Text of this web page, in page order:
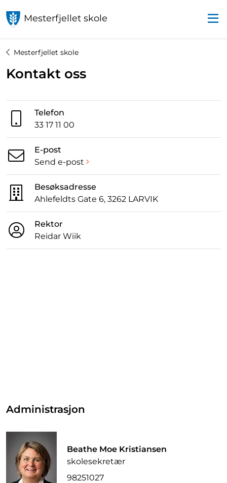
Mesterfjellet skole
Mesterfjellet skole
Kontakt oss
Telefon
33 17 11 00
E-post
Send e-post
Besøksadresse
Ahlefeldts Gate 6, 3262 LARVIK
Rektor
Reidar Wiik
Administrasjon
Beathe Moe Kristiansen
skolesekretær
98251027